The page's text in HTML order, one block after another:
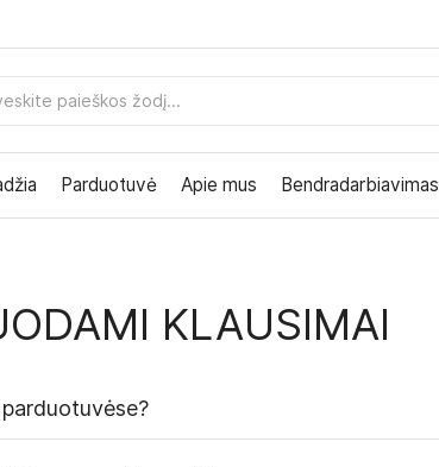
Parduotuvė Apie mus Bendradarbiavimas
KLAUSIMAI